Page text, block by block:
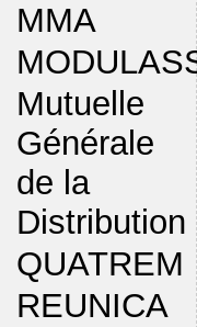
MMA
Mutuelle
Générale
de la
Distribution
QUATREM
REUNICA